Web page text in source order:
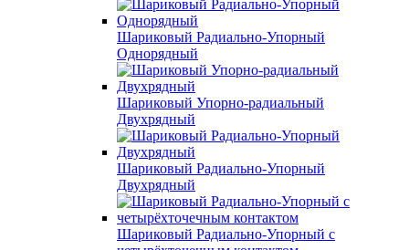
Шариковый Радиально-Упорный
Однорядный
Шариковый Упорно-радиальный
Двухрядный
Шариковый Радиально-Упорный
Двухрядный
Шариковый Радиально-Упорный с